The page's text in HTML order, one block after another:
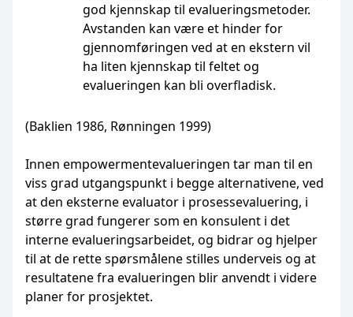
god kjennskap til evalueringsmetoder.
Avstanden kan være et hinder for
gjennomføringen ved at en ekstern vil
ha liten kjennskap til feltet og
evalueringen kan bli overfladisk.
(Baklien 1986, Rønningen 1999)
Innen empowermentevalueringen tar man til en
viss grad utgangspunkt i begge alternativene, ved
at den eksterne evaluator i prosessevaluering, i
større grad fungerer som en konsulent i det
interne evalueringsarbeidet, og bidrar og hjelper
til at de rette spørsmålene stilles underveis og at
resultatene fra evalueringen blir anvendt i videre
planer for prosjektet.